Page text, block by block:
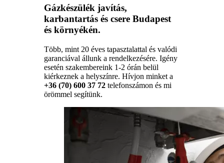
Gázkészülék javítás,
karbantartás és csere Budapest
és környékén.
Több, mint 20 éves tapasztalattal és valódi
garanciával állunk a rendelkezésére. Igény
esetén szakembereink 1-2 órán belül
kiérkeznek a helyszínre. Hívjon minket a
+36 (70) 600 37 72 telefonszámon és mi
örömmel segítünk.